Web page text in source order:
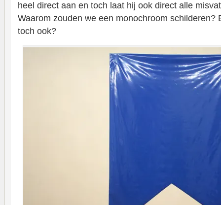
heel direct aan en toch laat hij ook direct alle
Waarom zouden we een monochroom schilderen?
toch ook?